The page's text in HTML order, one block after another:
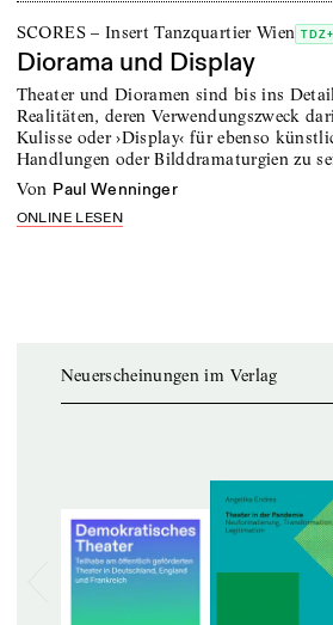
SCORES – Insert Tanzquartier Wien TDZ+
Diorama und Display
Theater und Dioramen sind bis ins
Realitäten, deren Verwendungszweck
Kulisse oder ›Display‹ für ebenso
Handlungen oder Bilddramaturgien zu
von Paul Wenninger
ONLINE LESEN
Neuerscheinungen im Verlag